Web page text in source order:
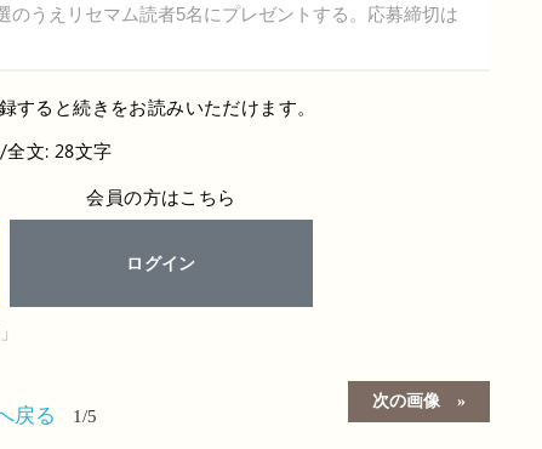
うえリセマム読者5名にプレゼントする。応募締切は
すると続きをお読みいただけます。
文: 28文字
会員の方はこちら
ログイン
次の画像
戻る 1/5